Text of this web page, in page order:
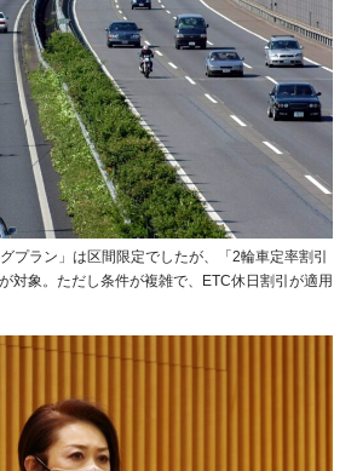
プラン」は区間限定でしたが、「2輪車定率割引
対象。ただし条件が複雑で、ETC休日割引が適用